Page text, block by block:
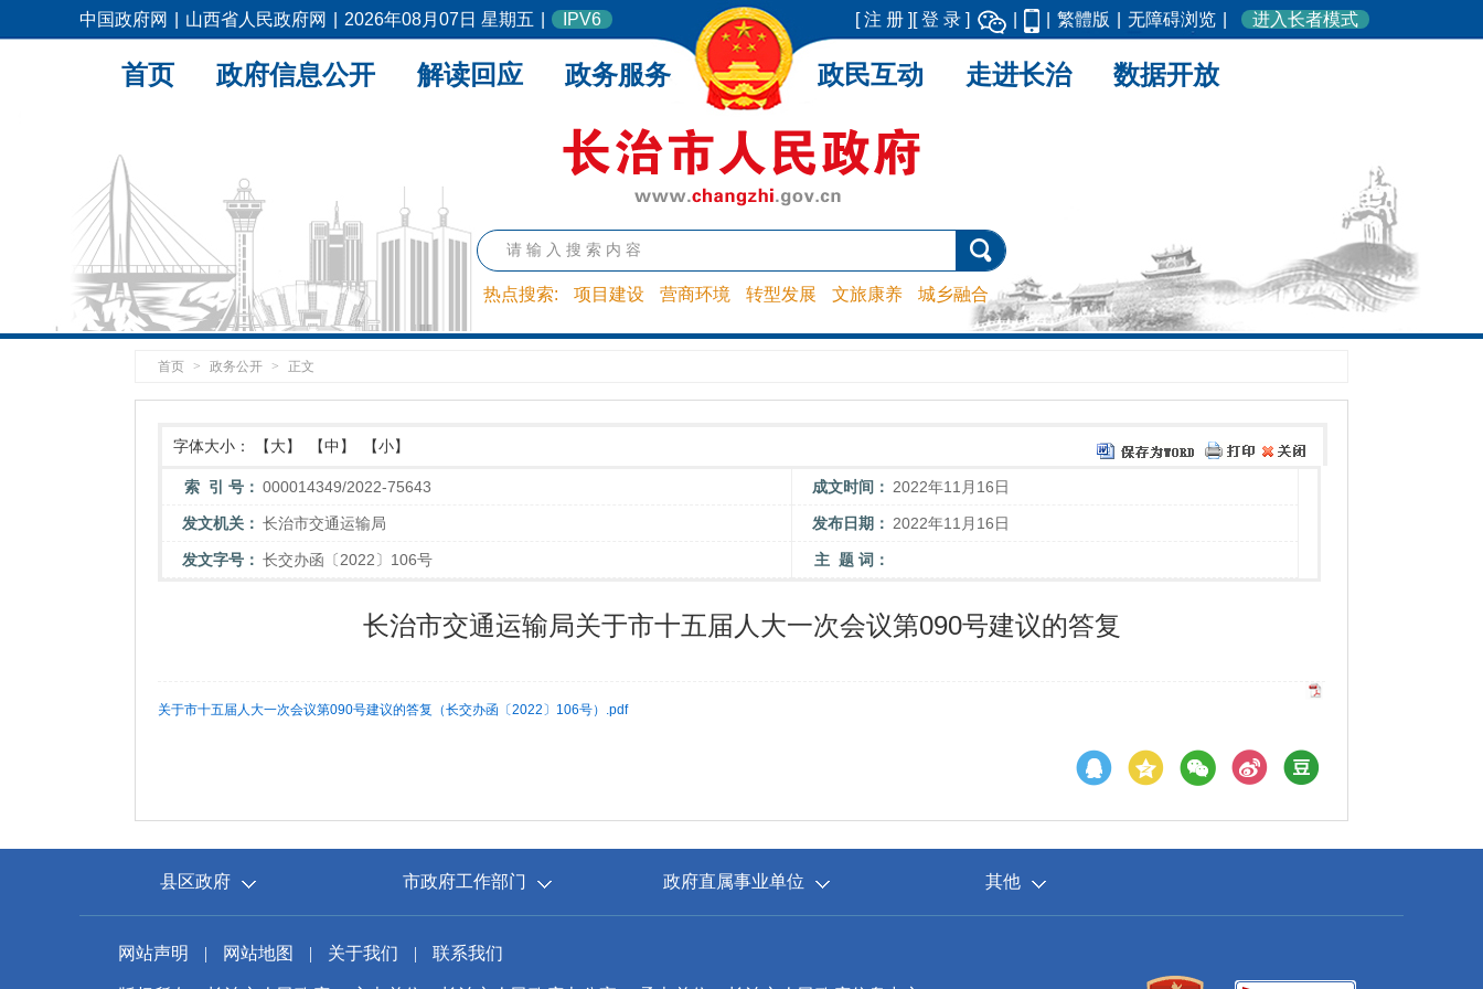
中国政府网 山西省人民政府网 2026年08月07日 星期五 IPV6 [ 登 录 ]
[ 注 册 ] 繁體版 无障碍浏览 进入长者模式
热点搜索: 项目建设 营商环境 转型发展 文旅康养 城乡融合
首页 政府信息公开 解读回应 政务服务 政民互动 走进长治 数据开放
首页 > 政务公开 > 正文
字体大小： 【大】 【中】 【小】
索 引 号： 000014349/2022-75643 成文时间： 2022年11月16日
发文机关： 长治市交通运输局 发布日期： 2022年11月16日
发文字号： 长交办函〔2022〕106号 主 题 词：
长治市交通运输局关于市十五届人大一次会议第090号建议的答复
关于市十五届人大一次会议第090号建议的答复（长交办函〔2022〕106号）.pdf
县区政府 市政府工作部门 政府直属事业单位 其他
网站声明 | 网站地图 | 关于我们 | 联系我们